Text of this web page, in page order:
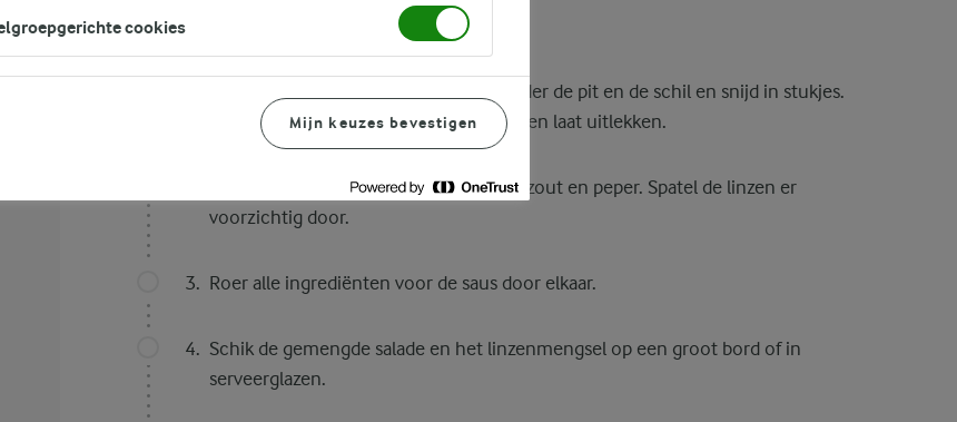
Bereidingswijze
Snijd de avocado's doormidden, verwijder de pit en de schil en snijd in stukjes.
Halveer de tomaten. Spoel de linzen af en laat uitlekken.
Meng de avocado, tomaat, citroensap, zout en peper. Spatel de linzen er
voorzichtig door.
Roer alle ingrediënten voor de saus door elkaar.
Schik de gemengde salade en het linzenmengsel op een groot bord of in
serveerglazen.
cookies
Mijn keuzes bevestigen